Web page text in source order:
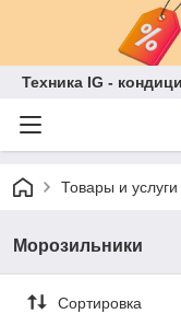
Техника IG -
Товары и услуги
Морозильники
Сортировка